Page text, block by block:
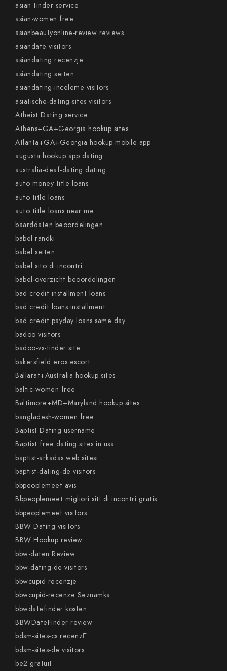
asian tinder service
asian-women free
asianbeautyonline-review reviews
asiandate visitors
asiandating recenzje
asiandating seiten
asiandating-inceleme visitors
asiatische-dating-sites visitors
Atheist Dating service
Athens+GA+Georgia hookup sites
Atlanta+GA+Georgia hookup mobile app
augusta hookup app dating
australia-deaf-dating dating
auto money title loans
auto title loans
auto title loans near me
baarddaten beoordelingen
babel randki
babel seiten
babel sito di incontri
babel-overzicht beoordelingen
bad credit installment loans
bad credit loans installment
bad credit payday loans same day
badoo visitors
badoo-vs-tinder site
bakersfield eros escort
Ballarat+Australia hookup sites
baltic-women free
Baltimore+MD+Maryland hookup sites
bangladesh-women free
Baptist Dating username
Baptist free dating sites in usa
baptist-arkadas web sitesi
baptist-dating-de visitors
bbpeoplemeet avis
Bbpeoplemeet migliori siti di incontri gratis
bbpeoplemeet visitors
BBW Dating visitors
BBW Hookup review
bbw-daten Review
bbw-dating-de visitors
bbwcupid recenzje
bbwcupid-recenze Seznamka
bbwdatefinder kosten
BBWDateFinder review
bdsm-sites-cs recenzГ­
bdsm-sites-de visitors
be2 gratuit